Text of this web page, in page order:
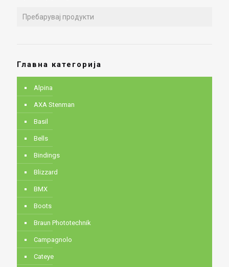
Главна категорија
Alpina
AXA Stenman
Basil
Bells
Bindings
Blizzard
BMX
Boots
Braun Phototechnik
Campagnolo
Cateye